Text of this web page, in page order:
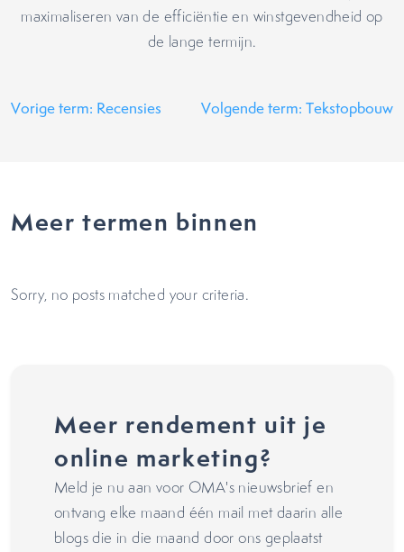
maximaliseren van de efficiëntie en winstgevendheid op
de lange termijn.
Vorige term: Recensies Volgende term: Tekstopbouw
Meer termen binnen
Sorry, no posts matched your criteria.
Meer rendement uit je
online marketing?
Meld je nu aan voor OMA's nieuwsbrief en
ontvang elke maand één mail met daarin alle
blogs die in die maand door ons geplaatst